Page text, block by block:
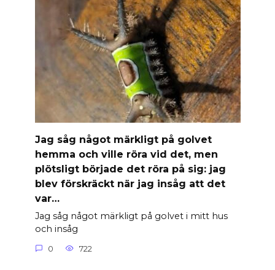
Jag såg något märkligt på golvet
hemma och ville röra vid det, men
plötsligt började det röra på sig: jag
blev förskräckt när jag insåg att det
var…
Jag såg något märkligt på golvet i mitt hus
och insåg
0 722